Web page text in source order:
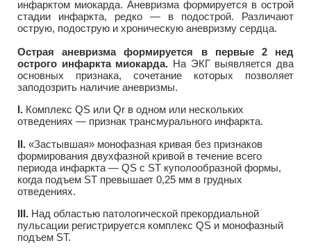
инфарктом миокарда. Аневризма формируется в острой
стадии инфаркта, редко — в подострой. Различают
острую, подострую и хроническую аневризму сердца.
Острая аневризма формируется в первые 2 нед
острого инфаркта миокарда. На ЭКГ выявляется два
основных признака, сочетание которых позволяет
заподозрить наличие аневризмы.
I. Комплекс QS или Qr в одном или нескольких
отведениях — признак трансмурального инфаркта.
II. «Застывшая» монофазная кривая без признаков
формирования двухфазной кривой в течение всего
периода инфаркта — QS с ST куполообразной формы,
когда подъем ST превышает 0,25 мм в грудных
отведениях.
III. Над областью патологической прекордиальной
пульсации регистрируется комплекс QS и монофазный
подъем ST.